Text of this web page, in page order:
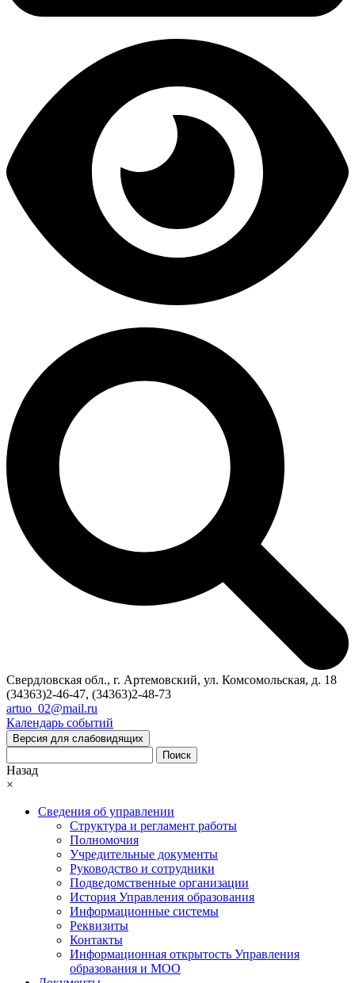
Свердловская обл., г. Артемовский, ул. Комсомольская, д. 18
(34363)2-46-47, (34363)2-48-73
artuo_02@mail.ru
Календарь событий
Версия для слабовидящих
Поиск
Назад
×
Сведения об управлении
Структура и регламент работы
Полномочия
Учредительные документы
Руководство и сотрудники
Подведомственные организации
История Управления образования
Информационные системы
Реквизиты
Контакты
Информационная открытость Управления
образования и МОО